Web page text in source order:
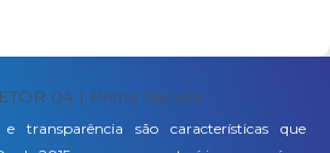
e transparência são características que